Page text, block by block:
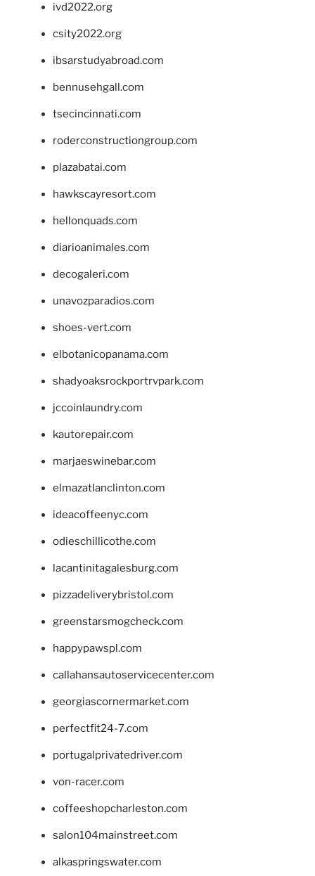
ivd2022.org
csity2022.org
ibsarstudyabroad.com
bennusehgall.com
tsecincinnati.com
roderconstructiongroup.com
plazabatai.com
hawkscayresort.com
hellonquads.com
diarioanimales.com
decogaleri.com
unavozparadios.com
shoes-vert.com
elbotanicopanama.com
shadyoaksrockportrvpark.com
jccoinlaundry.com
kautorepair.com
marjaeswinebar.com
elmazatlanclinton.com
ideacoffeenyc.com
odieschillicothe.com
lacantinitagalesburg.com
pizzadeliverybristol.com
greenstarsmogcheck.com
happypawspl.com
callahansautoservicecenter.com
georgiascornermarket.com
perfectfit24-7.com
portugalprivatedriver.com
von-racer.com
coffeeshopcharleston.com
salon104mainstreet.com
alkaspringswater.com